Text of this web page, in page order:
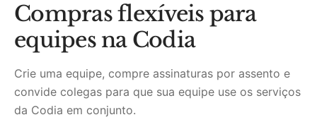
Compras flexíveis para
equipes na Codia
Crie uma equipe, compre assinaturas por assento e
convide colegas para que sua equipe use os serviços
da Codia em conjunto.